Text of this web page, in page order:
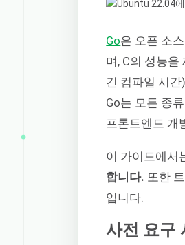
Go은 오픈 소
며, C의 성능
긴 컴파일 시
Go는 모든 종
프론트엔드 개
이 가이드에서
합니다. 또한
입니다.
사전 요구